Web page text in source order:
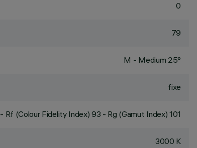
0
79
M - Medium 25°
fixe
- Rf (Colour Fidelity Index) 93 - Rg (Gamut Index) 101
3000 K